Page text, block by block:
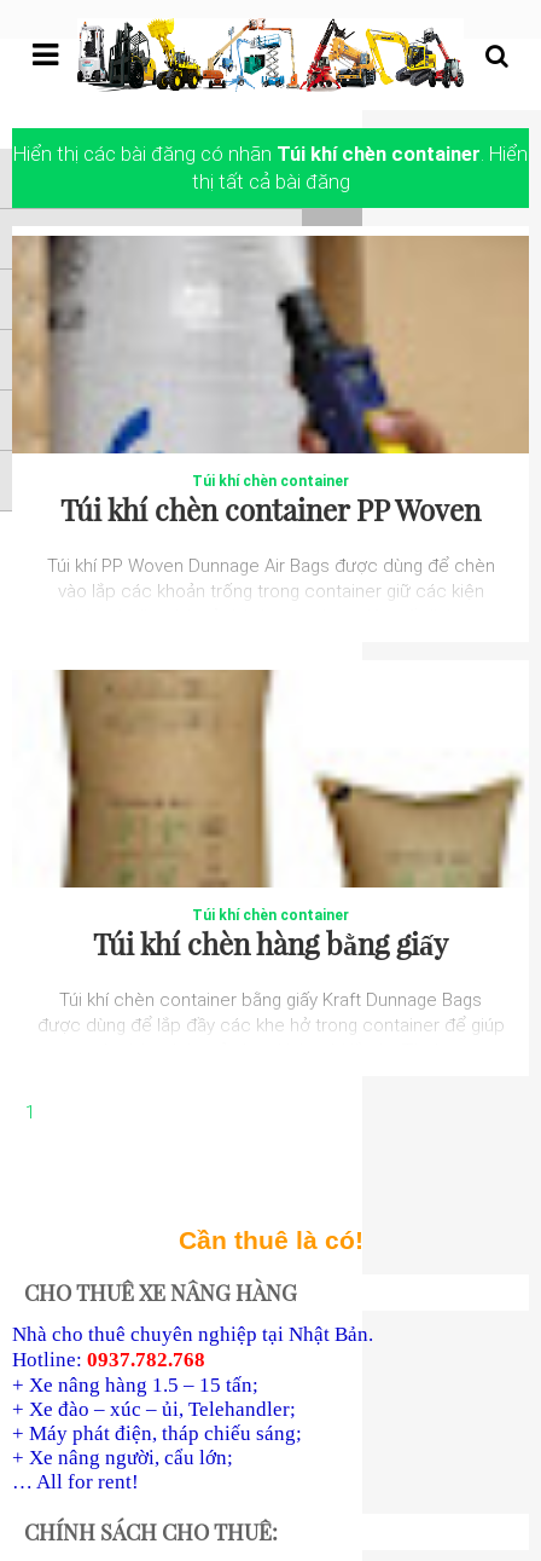
Hiển thị các bài đăng có nhãn Túi khí chèn container. Hiển
thị tất cả bài đăng
Túi khí chèn container
Túi khí chèn container PP Woven
Túi khí PP Woven Dunnage Air Bags được dùng để chèn
vào lắp các khoản trống trong container giữ các kiện
Túi khí chèn container
Túi khí chèn hàng bằng giấy
Túi khí chèn container bằng giấy Kraft Dunnage Bags
được dùng để lắp đầy các khe hở trong container để giúp
1
Cần thuê là có!
CHO THUÊ XE NÂNG HÀNG
Nhà cho thuê chuyên nghiệp tại Nhật Bản.
Hotline: 0937.782.768
+ Xe nâng hàng 1.5 – 15 tấn;
+ Xe đào – xúc – ủi, Telehandler;
+ Máy phát điện, tháp chiếu sáng;
+ Xe nâng người, cẩu lớn;
… All for rent!
CHÍNH SÁCH CHO THUÊ:
undefined
XE NÂNG HÀNG
XE NÂNG NGƯỜI
ATTACHMENTS